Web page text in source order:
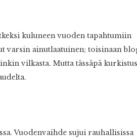
kuluneen vuoden tapahtumiin
varsin ainutlaatuinen; toisinaan
vilkasta. Mutta tässäpä kurkistus
Vuodenvaihde sujui rauhallisissa